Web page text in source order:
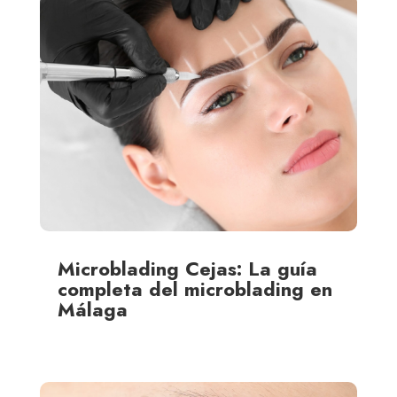
Microblading Cejas: La guía
completa del microblading en
Málaga